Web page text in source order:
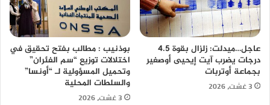
عاجل…ميدلت: زلزال بقوة 4.5
درجات يضرب آيت إيحيى أوصغير
بجماعة أوتربات
3 غشت، 2026
بوذنيب : مطالب بفتح تحقيق في
اختلالات توزيع “سم الفئران”
وتحميل المسؤولية لـ “أونسا”
والسلطات المحلية
3 غشت، 2026